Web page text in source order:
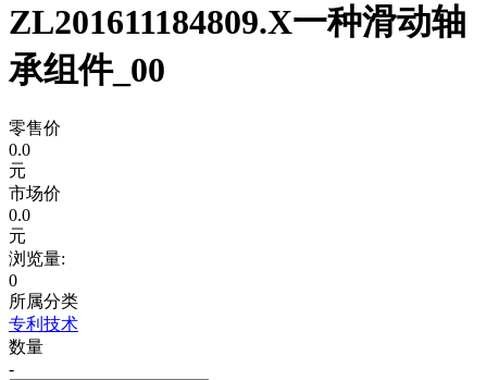
ZL201611184809.X一种滑动轴
承组件_00
零售价
0.0
元
市场价
0.0
元
浏览量:
0
所属分类
专利技术
数量
-